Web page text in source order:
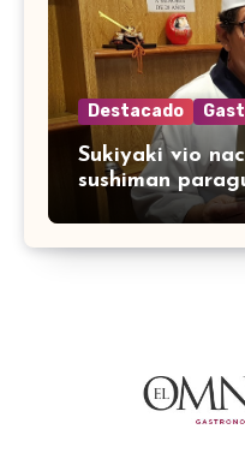
Destacado
Sukiyaki vio
sushiman